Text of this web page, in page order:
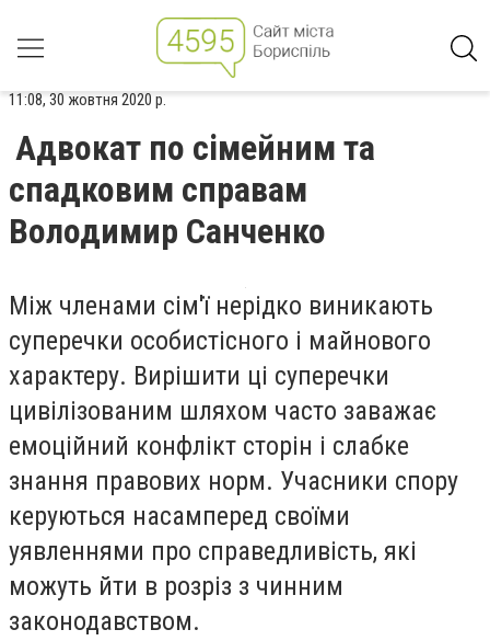
11:08, 30 жовтня 2020 р.
Адвокат по сімейним та
спадковим справам
Володимир Санченко
Між членами сім'ї нерідко виникають
суперечки особистісного і майнового
характеру. Вирішити ці суперечки
цивілізованим шляхом часто заважає
емоційний конфлікт сторін і слабке
знання правових норм. Учасники спору
керуються насамперед своїми
уявленнями про справедливість, які
можуть йти в розріз з чинним
законодавством.